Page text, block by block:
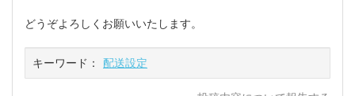
どうぞよろしくお願いいたします。
キーワード： 配送設定